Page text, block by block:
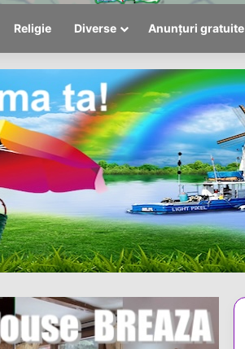
Religie Diverse Anunțuri gratuite